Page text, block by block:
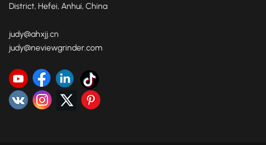
District, Hefei, Anhui, China
judy@ahxjj.cn
judy@neviewgrinder.com